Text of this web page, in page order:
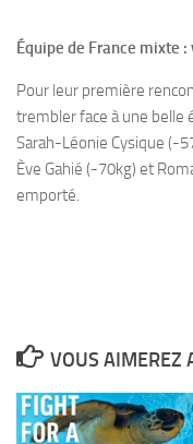
Équipe de France mixte
Pour leur première
trembler face à une belle
Sarah-Léonie Cysique (-
Ève Gahié (-70kg) et
emporté.
VOUS AIMEREZ